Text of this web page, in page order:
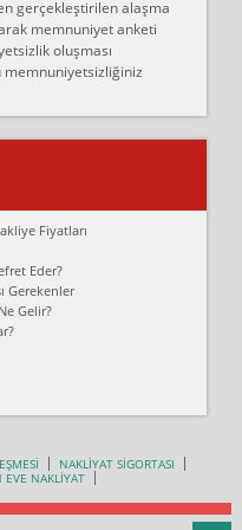
sözleşme yaptım.
bu kişiler ağrılı
dediler
İstanbul'un bir
bölgesinde
Çok
bir çok
gerçekleştirilen alaşma
memnuniyet anketi
oluşması
Fiyatları
Eder?
Gerekenler
Gelir?
NAKLİYAT SİGORTASI
EVE NAKLİYAT